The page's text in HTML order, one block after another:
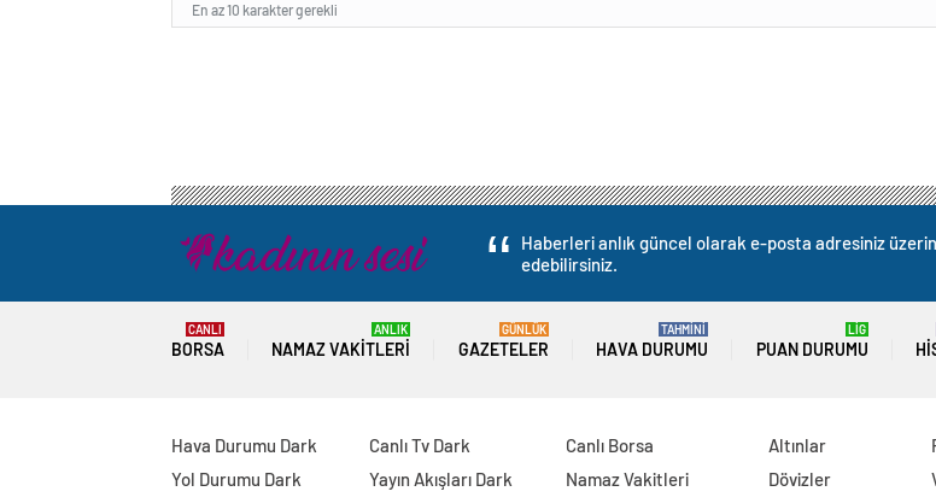
En az 10 karakter gerekli
Haberleri anlık güncel olarak e-posta adresiniz
edebilirsiniz.
BORSA
CANLI
NAMAZ VAKITLERI
ANLIK
GAZETELER
GÜNLÜK
HAVA DURUMU
TAHMİNİ
PUAN DURUMU
LİG
Hava Durumu Dark
Yol Durumu Dark
Canlı Tv Dark
Yayın Akışları Dark
Canlı Borsa
Namaz Vakitleri
Altınlar
Dövizler